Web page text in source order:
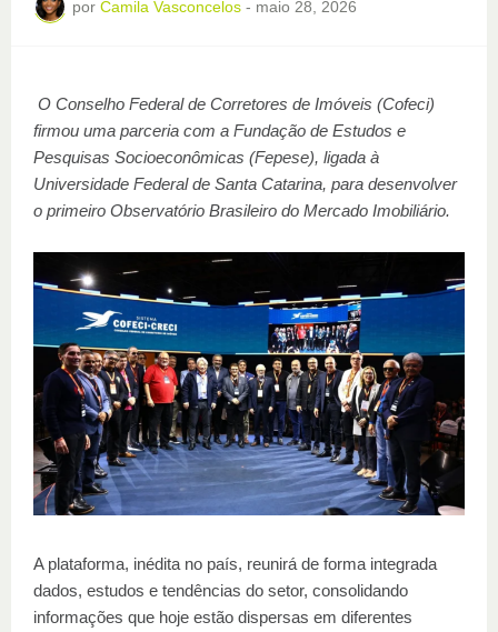
por Camila Vasconcelos - maio 28, 2026
O Conselho Federal de Corretores de Imóveis (Cofeci)
firmou uma parceria com a Fundação de Estudos e
Pesquisas Socioeconômicas (Fepese), ligada à
Universidade Federal de Santa Catarina, para desenvolver
o primeiro Observatório Brasileiro do Mercado Imobiliário.
A plataforma, inédita no país, reunirá de forma integrada
dados, estudos e tendências do setor, consolidando
informações que hoje estão dispersas em diferentes